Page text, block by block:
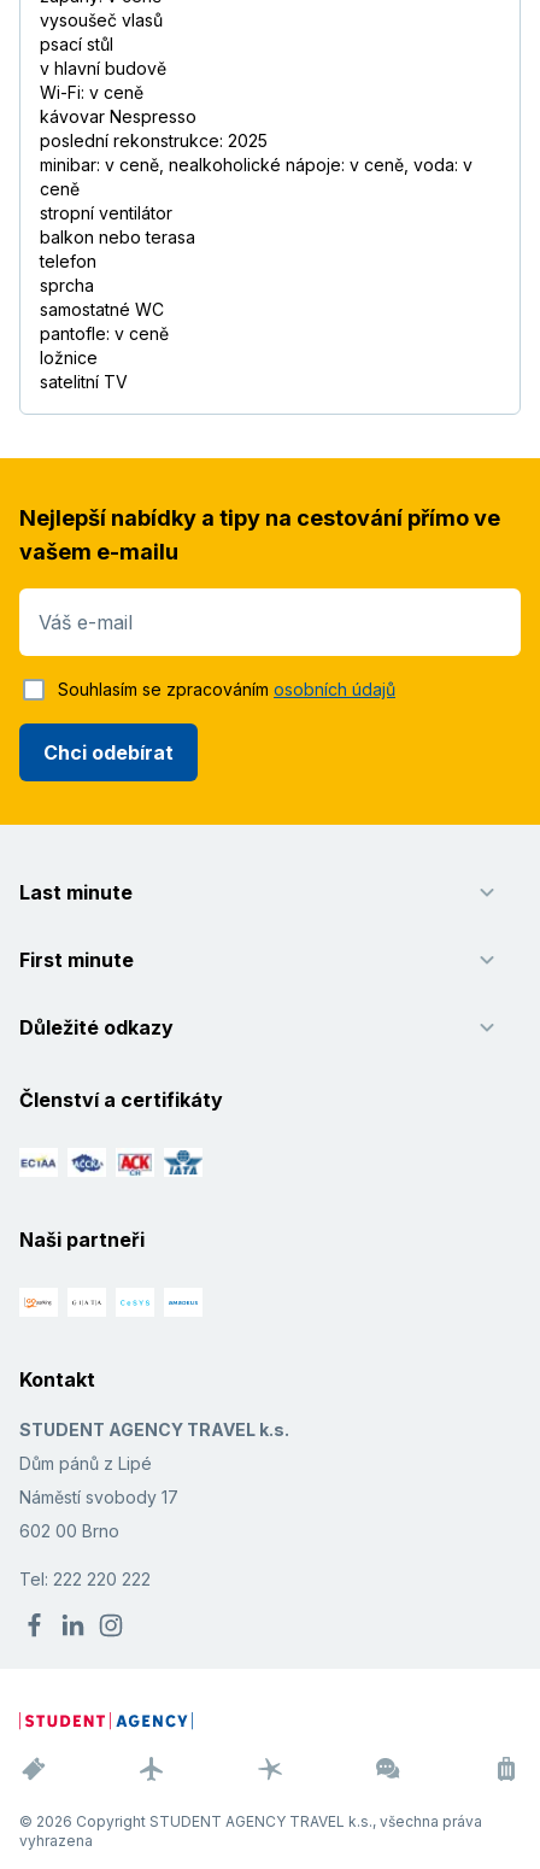
vysoušeč vlasů
psací stůl
v hlavní budově
Wi-Fi: v ceně
kávovar Nespresso
poslední rekonstrukce: 2025
minibar: v ceně, nealkoholické nápoje: v ceně, voda: v
ceně
stropní ventilátor
balkon nebo terasa
telefon
sprcha
samostatné WC
pantofle: v ceně
ložnice
satelitní TV
Nejlepší nabídky a tipy na cestování přímo ve
vašem e-mailu
Váš e-mail
Chci odebírat
Souhlasím se zpracováním osobních údajů
Last minute
First minute
Důležité odkazy
Členství a certifikáty
Naši partneři
Kontakt
STUDENT AGENCY TRAVEL k.s.
Dům pánů z Lipé
Náměstí svobody 17
602 00 Brno
Tel: 222 220 222
© 2026 Copyright STUDENT AGENCY TRAVEL k.s., všechna práva
vyhrazena